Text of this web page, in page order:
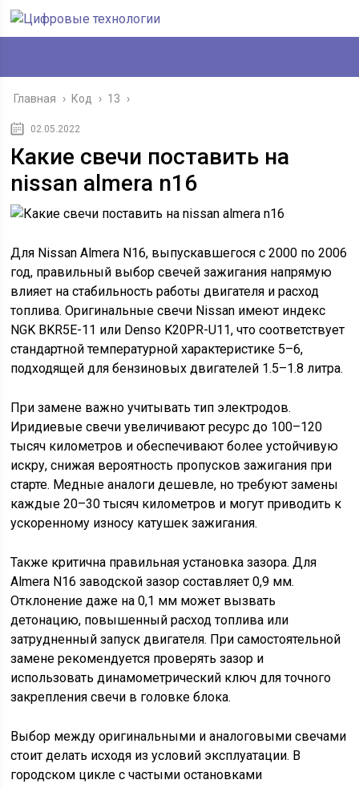
Главная › Код › 13 ›
02.05.2022
Какие свечи поставить на
nissan almera n16
Для Nissan Almera N16, выпускавшегося с 2000 по 2006
год, правильный выбор свечей зажигания напрямую
влияет на стабильность работы двигателя и расход
топлива. Оригинальные свечи Nissan имеют индекс
NGK BKR5E-11 или Denso K20PR-U11, что соответствует
стандартной температурной характеристике 5–6,
подходящей для бензиновых двигателей 1.5–1.8 литра.
При замене важно учитывать тип электродов.
Иридиевые свечи увеличивают ресурс до 100–120
тысяч километров и обеспечивают более устойчивую
искру, снижая вероятность пропусков зажигания при
старте. Медные аналоги дешевле, но требуют замены
каждые 20–30 тысяч километров и могут приводить к
ускоренному износу катушек зажигания.
Также критична правильная установка зазора. Для
Almera N16 заводской зазор составляет 0,9 мм.
Отклонение даже на 0,1 мм может вызвать
детонацию, повышенный расход топлива или
затрудненный запуск двигателя. При самостоятельной
замене рекомендуется проверять зазор и
использовать динамометрический ключ для точного
закрепления свечи в головке блока.
Выбор между оригинальными и аналоговыми свечами
стоит делать исходя из условий эксплуатации. В
городском цикле с частыми остановками